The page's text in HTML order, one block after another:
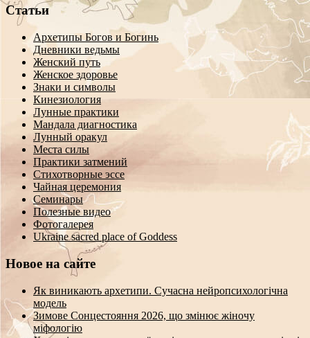
Статьи
Архетипы Богов и Богинь
Дневники ведьмы
Женский путь
Женское здоровье
Знаки и символы
Кинезиология
Лунные практики
Мандала диагностика
Лунный оракул
Места силы
Практики затмений
Стихотворные эссе
Чайная церемония
Семинары
Полезные видео
Фотогалерея
Ukraine sacred place of Goddess
Новое на сайте
Як виникають архетипи. Сучасна нейропсихологічна
модель
Зимове Сонцестояння 2026, що змінює жіночу
міфологію